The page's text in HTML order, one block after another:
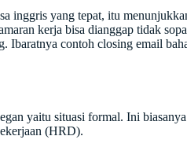
inggris yang tepat, itu
kerja bisa dianggap tidak
Ibaratnya contoh closing email
yaitu situasi formal. Ini
(HRD).